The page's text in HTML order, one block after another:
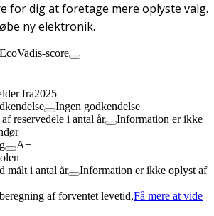
for dig at foretage mere oplyste valg.
ny elektronik.
score
fra2025
Ingen godkendelse
reservedele i antal år
Information er ikke
A+
målt i antal år
Information er ikke oplyst af
af forventet levetid,Få mere at vide